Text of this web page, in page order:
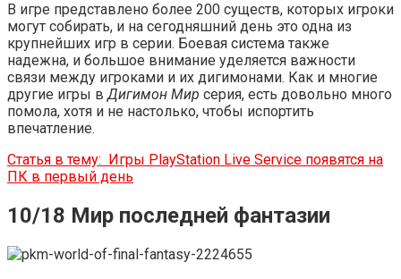
В игре представлено более 200 существ, которых игроки
могут собирать, и на сегодняшний день это одна из
крупнейших игр в серии. Боевая система также
надежна, и большое внимание уделяется важности
связи между игроками и их дигимонами. Как и многие
другие игры вДигимон Мир серия, есть довольно много
помола, хотя и не настолько, чтобы испортить
впечатление.
Статья в тему:
Игры PlayStation Live Service появятся на
ПК в первый день
10/18 Мир последней фантазии